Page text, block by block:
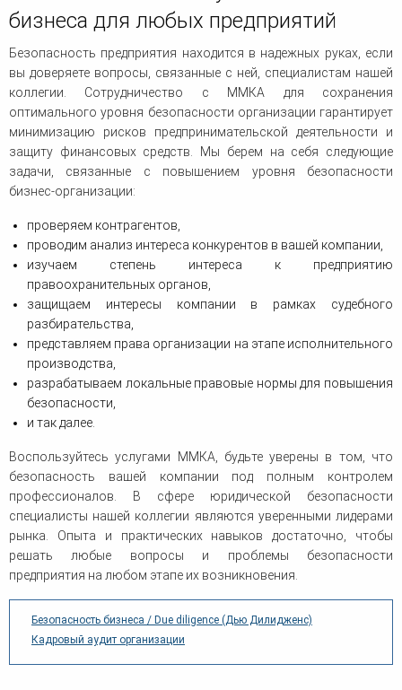
Безопасность бизнеса / Due diligence (Дью Дилидженс)
Кадровый аудит организации
бизнеса для любых предприятий
Безопасность предприятия находится в надежных руках, если
вы доверяете вопросы, связанные с ней, специалистам нашей
коллегии. Сотрудничество с ММКА для сохранения
оптимального уровня безопасности организации гарантирует
минимизацию рисков предпринимательской деятельности и
защиту финансовых средств. Мы берем на себя следующие
задачи, связанные с повышением уровня безопасности
бизнес-организации:
проверяем контрагентов,
проводим анализ интереса конкурентов в вашей компании,
изучаем степень интереса к предприятию
правоохранительных органов,
защищаем интересы компании в рамках судебного
разбирательства,
представляем права организации на этапе исполнительного
производства,
разрабатываем локальные правовые нормы для повышения
безопасности,
и так далее.
Воспользуйтесь услугами ММКА, будьте уверены в том, что
безопасность вашей компании под полным контролем
профессионалов. В сфере юридической безопасности
специалисты нашей коллегии являются уверенными лидерами
рынка. Опыта и практических навыков достаточно, чтобы
решать любые вопросы и проблемы безопасности
предприятия на любом этапе их возникновения.